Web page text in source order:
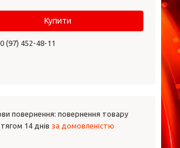
Купити
(97) 452-48-11
повернення товару
14 днів за домовленістю